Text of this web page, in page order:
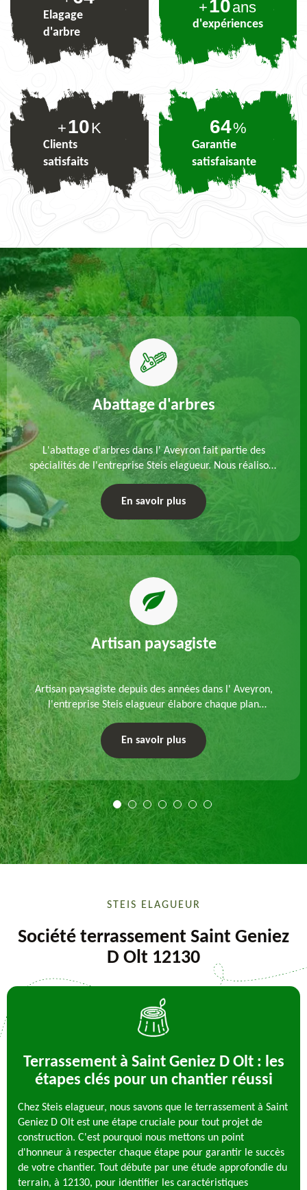
Elagage
d'arbre
+10ans
d'expériences
+10K
Clients
satisfaits
79%
Garantie
satisfaisante
Abattage d'arbres
L'abattage d'arbres dans l' Aveyron fait partie des
spécialités de l'entreprise Steis elagueur. Nous réalisons
un abattage direct ou par démontage, tenant compte
des particularités du site et des végétaux.
En savoir plus
Artisan paysagiste
Artisan paysagiste depuis des années dans l' Aveyron,
l'entreprise Steis elagueur élabore chaque plan
d'aménagement paysager et exécute les travaux
afférents. Devis gratuit et sur mesure.
En savoir plus
STEIS ELAGUEUR
Société terrassement Saint Geniez
D Olt 12130
Terrassement à Saint Geniez D Olt : les
étapes clés pour un chantier réussi
Chez Steis elagueur, nous savons que le terrassement à Saint
Geniez D Olt est une étape cruciale pour tout projet de
construction. C'est pourquoi nous mettons un point
d'honneur à respecter chaque étape pour garantir le succès
de votre chantier. Tout débute par une étude approfondie du
terrain, à 12130, pour identifier les caractéristiques